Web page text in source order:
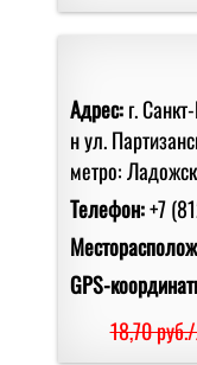
Адрес:г.
н ул.
метро:
Телефон:+7
GPS-
18,70